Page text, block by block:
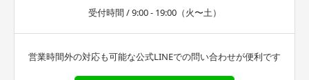
受付時間 / 9:00 - 19:00（火〜土）
営業時間外の対応も可能な公式LINEでの問い合わせが便利です